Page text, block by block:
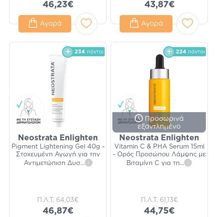
46,23€
Αγορά
43,87€
Αγορά
234 πόντοι
Neostrata Enlighten
Pigment Lightening Gel 40g -
Στοχευμένη Αγωγή για την
Αντιμετώπιση Δυσ... i
Π.Λ.Τ. 64,03€
46,87€
224 πόντοι
Προσωρινά
εξαντλημένο
Neostrata Enlighten
Vitamin C & PHA Serum 15ml
- Ορός Προσώπου Λάμψης με
Βιταμίνη C για τη... i
Π.Λ.Τ. 61,13€
44,75€